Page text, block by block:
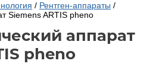
/ Рентген-аппараты /
Siemens ARTIS pheno
аппарат
pheno